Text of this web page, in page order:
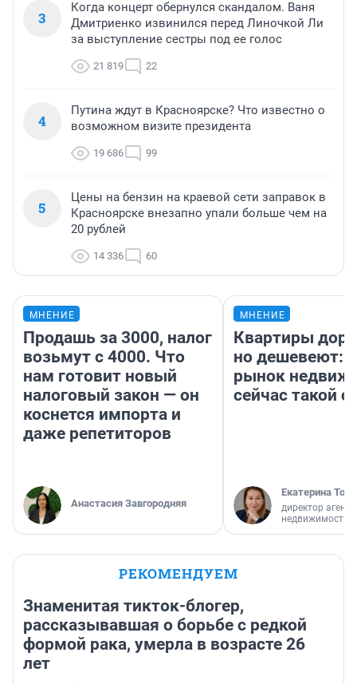
3
Когда концерт обернулся скандалом. Ваня
Дмитриенко извинился перед Линочкой Ли
за выступление сестры под ее голос
21 819 22
4
Путина ждут в Красноярске? Что известно о
возможном визите президента
19 686 99
5
Цены на бензин на краевой сети заправок в
Красноярске внезапно упали больше чем на
20 рублей
14 336 60
МНЕНИЕ
Продашь за 3000, налог
возьмут с 4000. Что
нам готовит новый
налоговый закон — он
коснется импорта и
даже репетиторов
Анастасия Завгородняя
МНЕНИЕ
Квартиры
но дешевеют:
рынок
сейчас такой
Екатерина
директор
недвижимости
РЕКОМЕНДУЕМ
Знаменитая тикток-блогер,
рассказывавшая о борьбе с редкой
формой рака, умерла в возрасте 26
лет